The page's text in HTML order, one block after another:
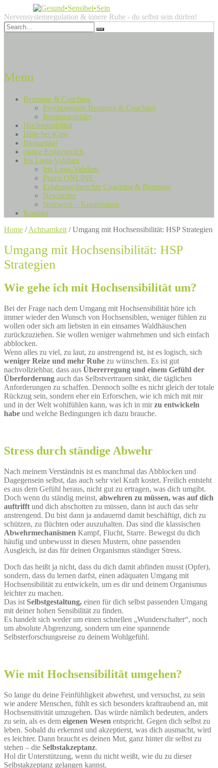
Nervensystemregulation & innere Ruhe - du selbst sein dürfen!
Menu
Beratung & Coaching
Psychosoziale Beratung & Coaching
Beratungsfelder
Hochsensibilität
Hilfe bei Krise
Blogartikel
online Erstgespräch
Iris Lasta-Vahdani
Iris Lasta-Vahdani
Praxis ONLINE
Erfahrungsberichte Coaching & Beratung
Newsletter
Netzwerk – Kooperation
Kontakt
Home /Achtsamkeit /Umgang mit Hochsensibilität: HSP Strategien
Umgang mit Hochsensibilität: HSP
Strategien
Wie gehe ich mit Hochsensibilität um?
Bei der Frage nach dem Umgang mit Hochsensibilität höre ich
immer wieder den Wunsch von Hochsensiblen, weniger fühlen zu
wollen oder sich am liebsten in ein einsames Waldhäuschen
zurückzuziehen. Sie wollen weniger wahrnehmen und sich einfach
abblocken.
Wenn alles zu viel, zu laut, zu anstrengend ist, ist es logisch, sich
weniger Reize und mehr Ruhe zu wünschen. Es ist gut
nachvollziehbar, dass aus Übererregung und einem Gefühl der
Überforderung auch das Selbstvertrauen sinkt, die täglichen
Anforderungen zu schaffen. Dennoch sollte es nicht gleich der totale
Rückzug sein, sondern eher ein Erforschen, wie ich mich mit mir
und in der Welt wohlfühlen kann, was ich in mirzu entwickeln
habe und welche Bedingungen ich dazu brauche.
Stress durch ständige Abwehr
Nach meinem Verständnis ist es manchmal das Abblocken und
Dagegensein selbst, das auch sehr viel Kraft kostet. Freilich entsteht
es aus dem Gefühl heraus, nicht gut zu ertragen, was dich umgibt.
Doch wenn du ständig meinst, abwehren zu müssen, was auf dich
auftrifft und dich abschotten zu müssen, dann ist auch das sehr
anstrengend. Du bist dann ja andauernd damit beschäftigt, dich zu
schützen, zu flüchten oder auszuhalten. Das sind die klassischen
Abwehrmechanismen Kampf, Flucht, Starre. Bewegst du dich
häufig und unbewusst in diesen Mustern, ohne passenden
Ausgleich, ist das für deinen Organismus ständiger Stress.
Doch das heißt ja nicht, dass du dich damit abfinden musst (Opfer),
sondern, dass du lernen darfst, einen adäquaten Umgang mit
Hochsensibilität zu entwickeln, um es dir und deinem Organismus
leichter zu machen.
Das ist Selbstgestaltung, einen für dich selbst passenden Umgang
mit deiner hohen Sensibilität zu finden.
Es handelt sich weder um einen schnellen „Wunderschalter“, noch
um absolute Abgrenzung, sondern um eine spannende
Selbsterforschungsreise zu deinem Wohlgefühl.
Wie mit Hochsensibilität umgehen?
So lange du deine Feinfühligkeit abwehrst, und versuchst, zu sein
wie andere Menschen, fühlt es sich besonders kraftraubend an, mit
Hochsensitivität umzugehen. Das würde nämlich bedeuten, anders
zu sein, als es dem eigenen Wesen entspricht. Gegen dich selbst zu
leben. Sobald du erkennst und akzeptierst, was dich ausmacht, wird
es leichter. Dann braucht es deinen Mut, ganz hinter dir selbst zu
stehen – die Selbstakzeptanz.
Hol dir Unterstützung, wenn du nicht weißt, wie du zu dieser
Selbstakzeptanz gelangen kannst.